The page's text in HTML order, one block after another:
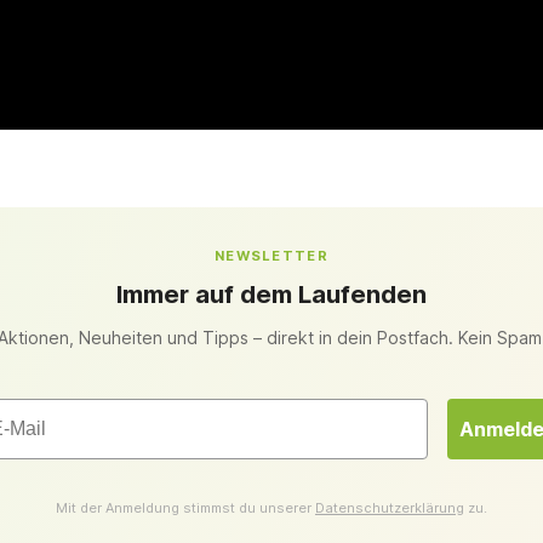
NEWSLETTER
Immer auf dem Laufenden
Neuheiten und Tipps – direkt in dein Postfach. Kein
Mit der Anmeldung stimmst du unserer Datenschutzerklärung zu.